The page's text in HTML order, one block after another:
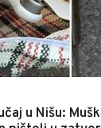
u Nišu: